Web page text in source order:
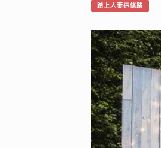
踏上人妻這條路